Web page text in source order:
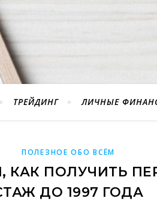
ТРЕЙДИНГ ЛИЧНЫЕ
ПОЛЕЗНОЕ ОБО ВСЁМ
КАК ПОЛУЧИТЬ
ДО 1997 ГОДА